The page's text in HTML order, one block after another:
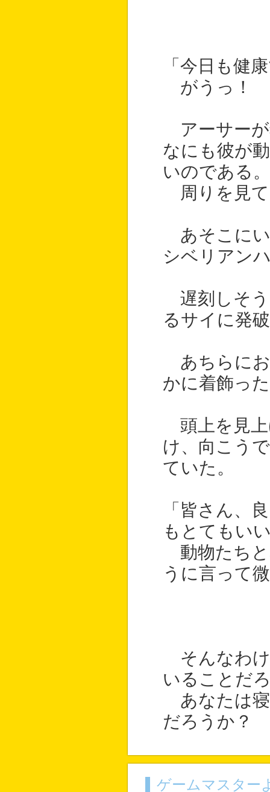
「今日も健
がうっ！
アーサーが
なにも彼が
いのである。
周りを見
あそこにい
シベリアン
遅刻しそう
るサイに発
あちらにお
かに着飾っ
頭上を見上
け、向こう
ていた。
「皆さん、
もとてもい
動物たちと
うに言って
そんなわけ
いることだ
あなたは寝
だろうか？
ゲームマスター